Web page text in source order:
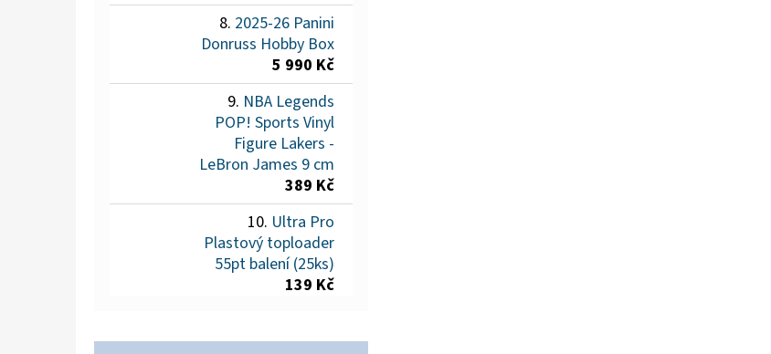
2025-26 Panini
Donruss Hobby Box
5 990 Kč
NBA Legends
POP! Sports Vinyl
Figure Lakers -
LeBron James 9 cm
389 Kč
Ultra Pro
Plastový toploader
55pt balení (25ks)
139 Kč